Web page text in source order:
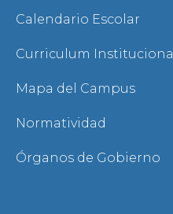
Calendario Escolar
Curriculum Institucional
Mapa del Campus
Normatividad
Órganos de Gobierno